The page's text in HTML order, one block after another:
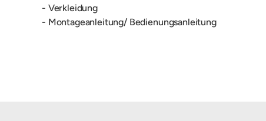
- Verkleidung
- Montageanleitung/ Bedienungsanleitung